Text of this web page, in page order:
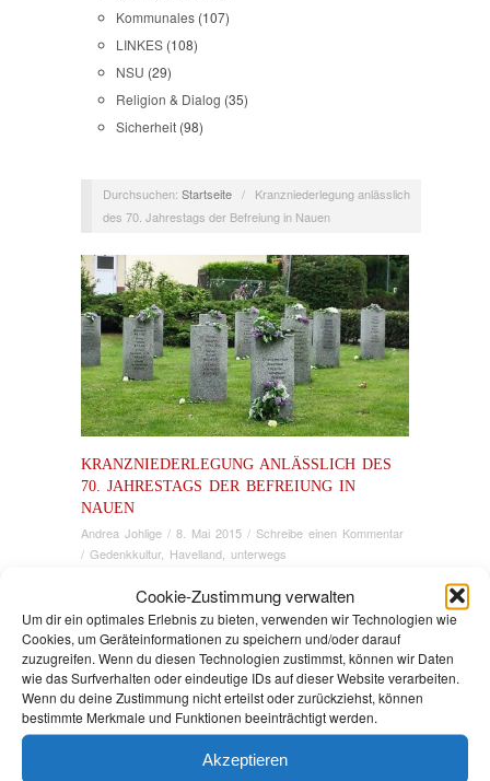
Cookie-Zustimmung verwalten
Um dir ein optimales Erlebnis zu bieten, verwenden wir Technologien wie
Cookies, um Geräteinformationen zu speichern und/oder darauf
zuzugreifen. Wenn du diesen Technologien zustimmst, können wir Daten
wie das Surfverhalten oder eindeutige IDs auf dieser Website verarbeiten.
Wenn du deine Zustimmung nicht erteilst oder zurückziehst, können
bestimmte Merkmale und Funktionen beeinträchtigt werden.
Akzeptieren
Kommunales (107)
LINKES (108)
NSU (29)
Religion & Dialog (35)
Sicherheit (98)
Durchsuchen: Startseite /
Kranzniederlegung anlässlich
des 70. Jahrestags der Befreiung in Nauen
KRANZNIEDERLEGUNG ANLÄSSLICH DES
70. JAHRESTAGS DER BEFREIUNG IN
NAUEN
Andrea Johlige / 8. Mai 2015 / Schreibe einen Kommentar
/ Gedenkkultur, Havelland unterwegs
Heute fand in Nauen eine Kranzniederlegung zu Ehren
der Opfer des Naziregimes anlässlich des 70.
Jahrestags der Befreiung statt. Leider kamen (wie in
jedem Jahr) nur wenige Menschen. Anwesend waren
der Bürgermeister der Stadt, Herr Fleischmann, der
SVV-Vorsitzende, Herr Siegelberg sowie vorrangig
Genossinnen und Genossen aus der LINKEN. Thomas
Lück, der Ortsvorsitzende der LINKEN, und der